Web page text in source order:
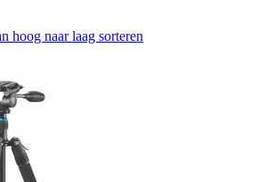
hoog naar laag sorteren